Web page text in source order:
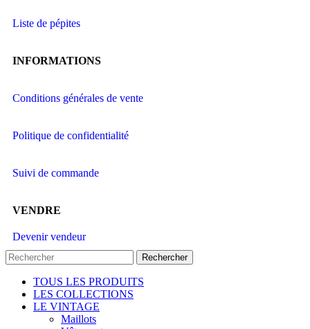
Liste de pépites
INFORMATIONS
Conditions générales de vente
Politique de confidentialité
Suivi de commande
VENDRE
Devenir vendeur
Rechercher
TOUS LES PRODUITS
LES COLLECTIONS
LE VINTAGE
Maillots